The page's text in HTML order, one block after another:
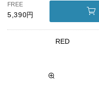
FREE
5,390円
RED